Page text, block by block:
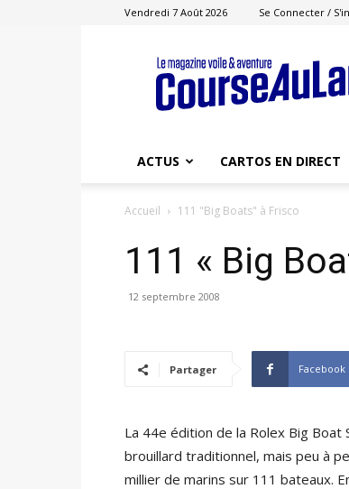
Vendredi 7 Août 2026 Se Connecter /
Course
au
Large
ACTUS CARTOS EN DIRECT
Accueil 111 "Big Boats" à Frisco
111 « Big
12 septembre 2008
Partager Facebook
La 44e édition de la Rolex Big Boat
brouillard traditionnel, mais peu à
millier de marins sur 111 bateaux.